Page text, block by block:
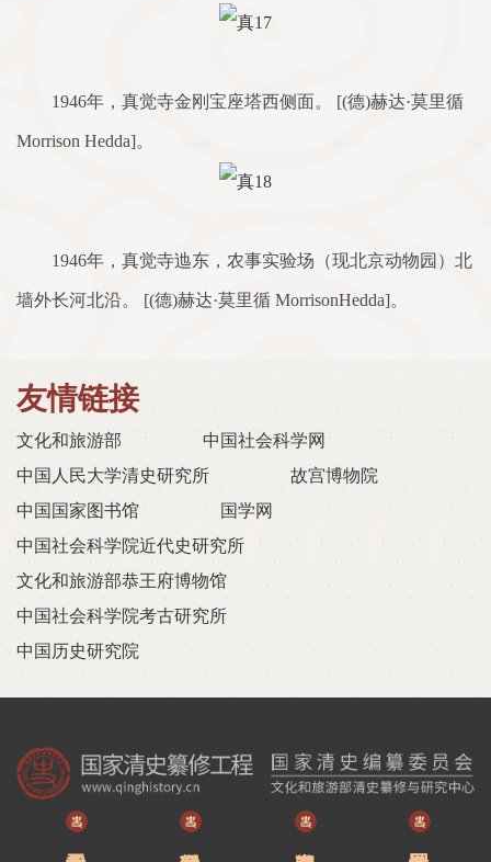
1946年，真觉寺金刚宝座塔西侧面。 [(德)赫达·莫里循
Morrison Hedda]。
1946年，真觉寺迆东，农事实验场（现北京动物园）北
墙外长河北沿。 [(德)赫达·莫里循 MorrisonHedda]。
友情链接
文化和旅游部
中国社会科学网
中国人民大学清史研究所
故宫博物院
中国国家图书馆
国学网
中国社会科学院近代史研究所
文化和旅游部恭王府博物馆
中国社会科学院考古研究所
中国历史研究院